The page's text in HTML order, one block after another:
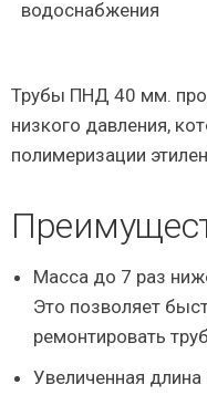
Трубы ПНД 40 мм.
низкого давления,
полимеризации
Масса до 7 раз
Это позволяет
ремонтировать
Увеличенная